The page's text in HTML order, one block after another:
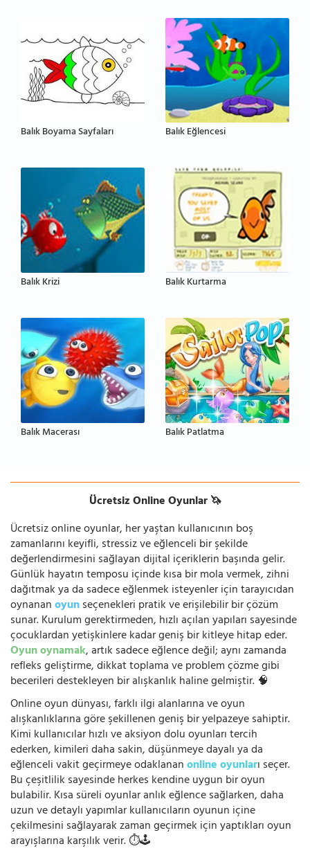
Balık Boyama Sayfaları Balık Eğlencesi
Balık Krizi Balık Kurtarma
Balık Macerası Balık Patlatma
Ücretsiz Online Oyunlar 🦄
Ücretsiz online oyunlar, her yaştan kullanıcının boş
zamanlarını keyifli, stressiz ve eğlenceli bir şekilde
değerlendirmesini sağlayan dijital içeriklerin başında gelir.
Günlük hayatın temposu içinde kısa bir mola vermek, zihni
dağıtmak ya da sadece eğlenmek isteyenler için tarayıcıdan
oynananoyunseçenekleri pratik ve erişilebilir bir çözüm
sunar. Kurulum gerektirmeden, hızlı açılan yapıları sayesinde
çocuklardan yetişkinlere kadar geniş bir kitleye hitap eder.
Oyun oynamak, artık sadece eğlence değil; aynı zamanda
refleks geliştirme, dikkat toplama ve problem çözme gibi
becerileri destekleyen bir alışkanlık haline gelmiştir. 🧠
Online oyun dünyası, farklı ilgi alanlarına ve oyun
alışkanlıklarına göre şekillenen geniş bir yelpazeye sahiptir.
Kimi kullanıcılar hızlı ve aksiyon dolu oyunları tercih
ederken, kimileri daha sakin, düşünmeye dayalı ya da
eğlenceli vakit geçirmeye odaklananonline oyunları seçer.
Bu çeşitlilik sayesinde herkes kendine uygun bir oyun
bulabilir. Kısa süreli oyunlar anlık eğlence sağlarken, daha
uzun ve detaylı yapımlar kullanıcıların oyunun içine
çekilmesini sağlayarak zaman geçirmek için yaptıkları oyun
arayışlarına karşılık verir. ⏱️🕹️